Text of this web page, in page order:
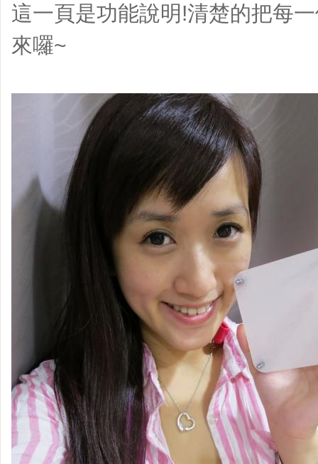
這一頁是功能說明!清楚的把每
來囉~